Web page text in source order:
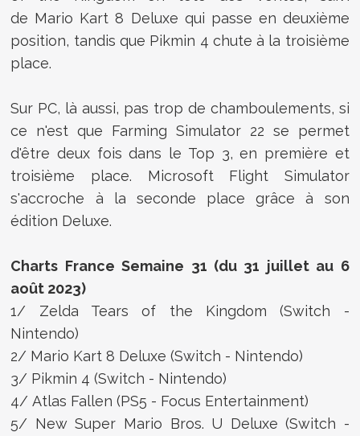
de Mario Kart 8 Deluxe qui passe en deuxième
position, tandis que Pikmin 4 chute à la troisième
place.
Sur PC, là aussi, pas trop de chamboulements, si
ce n'est que Farming Simulator 22 se permet
d'être deux fois dans le Top 3, en première et
troisième place. Microsoft Flight Simulator
s'accroche à la seconde place grâce à son
édition Deluxe.
Charts France Semaine 31 (du 31 juillet au 6
août 2023)
1/ Zelda Tears of the Kingdom (Switch -
Nintendo)
2/ Mario Kart 8 Deluxe (Switch - Nintendo)
3/ Pikmin 4 (Switch - Nintendo)
4/ Atlas Fallen (PS5 - Focus Entertainment)
5/ New Super Mario Bros. U Deluxe (Switch -